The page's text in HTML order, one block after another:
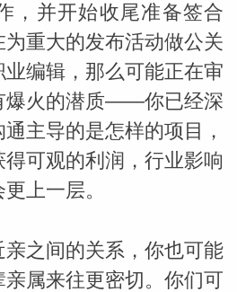
勒
，并开始收尾准备签合
重大的发布活动做公关
编辑，那么可能正在审
爆火的潜质——你已经深
主导的是怎样的项目，
可观的利润，行业影响
上一层。
之间的关系，你也可能
属来往更密切。你们可